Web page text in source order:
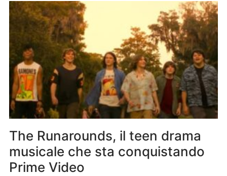
The Runarounds, il teen drama
musicale che sta conquistando
Prime Video